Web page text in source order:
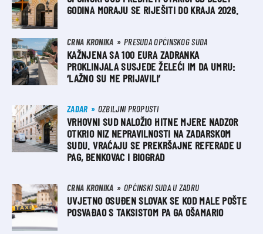
GODINA MORAJU SE RIJEŠITI DO KRAJA 2026.
CRNA KRONIKA PRESUDA OPĆINSKOG SUDA
KAŽNJENA SA 100 EURA ZADRANKA
PROKLINJALA SUSJEDE ŽELEĆI IM DA UMRU:
‘LAŽNO SU ME PRIJAVILI’
ZADAR OZBILJNI PROPUSTI
VRHOVNI SUD NALOŽIO HITNE MJERE NADZOR
OTKRIO NIZ NEPRAVILNOSTI NA ZADARSKOM
SUDU. VRAĆAJU SE PREKRŠAJNE REFERADE U
PAG, BENKOVAC I BIOGRAD
CRNA KRONIKA OPĆINSKI SUDA U ZADRU
UVJETNO OSUĐEN SLOVAK SE KOD MALE POŠTE
POSVAĐAO S TAKSISTOM PA GA OŠAMARIO